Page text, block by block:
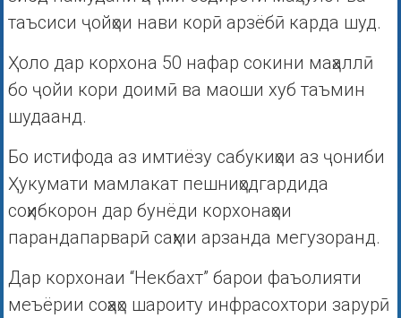
таъсиси ҷойҳои нави корӣ арзёбӣ карда шуд.
Ҳоло дар корхона 50 нафар сокини маҳаллӣ
бо ҷойи кори доимӣ ва маоши хуб таъмин
шудаанд.
Бо истифода аз имтиёзу сабукиҳои аз ҷониби
Ҳукумати мамлакат пешниҳодгардида
соҳибкорон дар бунёди корхонаҳои
парандапарварӣ саҳми арзанда мегузоранд.
Дар корхонаи “Некбахт” барои фаъолияти
меъёрии соҳаҳо шароиту инфрасохтори зарурӣ